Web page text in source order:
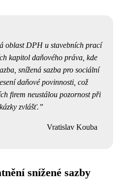
oblast DPH u stavebních prací
kapitol daňového práva, kde
snížená sazba pro sociální
daňové povinnosti, což
firem neustálou pozornost při
zvlášť.
Vratislav Kouba
snížené sazby